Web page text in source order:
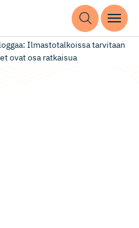
Ilmastotalkoissa tarvitaan
ovat osa ratkaisua